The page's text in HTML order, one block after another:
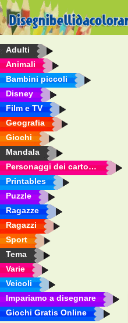
Adulti
Animali
Bambini piccoli
Disney
Film e TV
Geografia
Giochi
Mandala
Personaggi dei cartoni animati
Printables
Puzzle
Ragazze
Ragazzi
Sport
Tema
Varie
Veicoli
Impariamo a disegnare
Giochi Gratis Online